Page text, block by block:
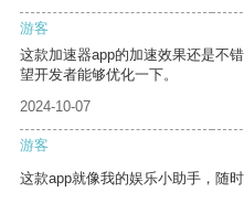
游客
这款加速器app的加速效果还是不
望开发者能够优化一下。
2024-10-07
游客
这款app就像我的娱乐小助手，随